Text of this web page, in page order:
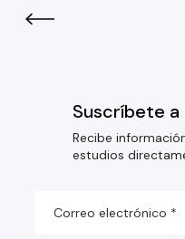
Suscríbete
Recibe
estudios